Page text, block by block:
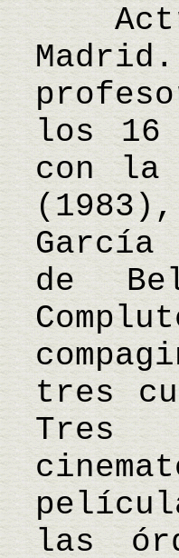
Actriz
los 16
con la
de
tres
Tres
las